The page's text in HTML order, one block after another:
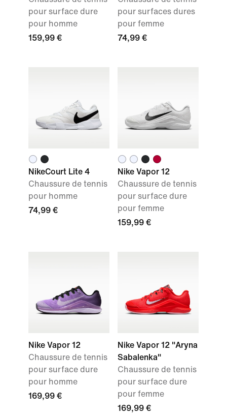
pour surface dure
pour homme
159,99 €
pour surfaces dures
pour femme
74,99 €
NikeCourt Lite 4
Chaussure de tennis
pour homme
74,99 €
Nike Vapor 12
Chaussure de tennis
pour surface dure
pour femme
159,99 €
Nike Vapor 12
Chaussure de tennis
pour surface dure
pour homme
169,99 €
Nike Vapor 12 "Aryna
Sabalenka"
Chaussure de tennis
pour surface dure
pour femme
169,99 €